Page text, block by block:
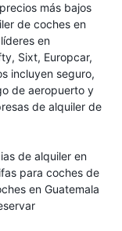
más bajos
de coches en
en
Sixt, Europcar,
incluyen seguro,
de aeropuerto y
de alquiler de
de alquiler en
para coches de
en Guatemala